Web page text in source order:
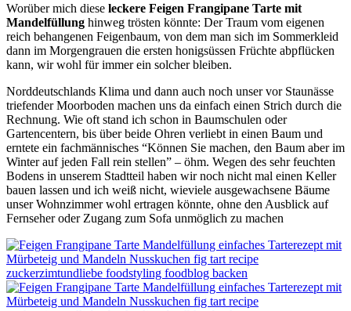
Worüber mich diese leckere Feigen Frangipane Tarte mit
Mandelfüllung hinweg trösten könnte: Der Traum vom eigenen
reich behangenen Feigenbaum, von dem man sich im Sommerkleid
dann im Morgengrauen die ersten honigsüssen Früchte abpflücken
kann, wir wohl für immer ein solcher bleiben.
Norddeutschlands Klima und dann auch noch unser vor Staunässe
triefender Moorboden machen uns da einfach einen Strich durch die
Rechnung. Wie oft stand ich schon in Baumschulen oder
Gartencentern, bis über beide Ohren verliebt in einen Baum und
erntete ein fachmännisches “Können Sie machen, den Baum aber im
Winter auf jeden Fall rein stellen” – öhm. Wegen des sehr feuchten
Bodens in unserem Stadtteil haben wir noch nicht mal einen Keller
bauen lassen und ich weiß nicht, wieviele ausgewachsene Bäume
unser Wohnzimmer wohl ertragen könnte, ohne den Ausblick auf
Fernseher oder Zugang zum Sofa unmöglich zu machen